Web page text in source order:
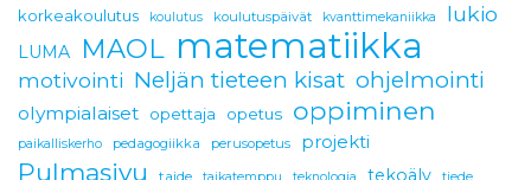
digitaalisuus
digitalisaatio Dimensio eduskunta Einstein
elokuu energia energiajuoma
erityisopettaja erityisopetus ESERO
korkeakoulutus
koulutus koulutuspäivät kvanttimekaniikka lukio
LUMA MAOL matematiikka
motivointi Neljän tieteen kisat ohjelmointi
olympialaiset opettaja opetus oppiminen
paikalliskerho pedagogiikka perusopetus projekti
Pulmasivu taide tekoäly